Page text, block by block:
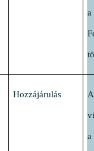
a
Hozzájárulás
a